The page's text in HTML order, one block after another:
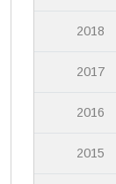
2018
2017
2016
2015